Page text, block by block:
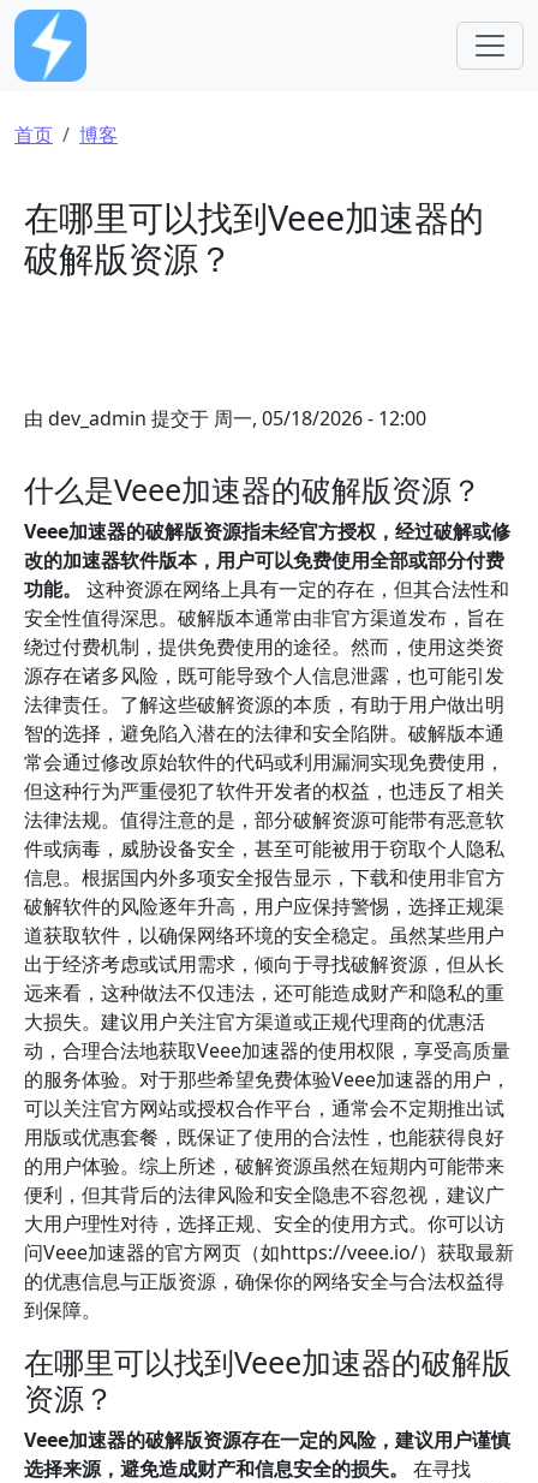
跳转到主要内容
面包屑
首页 博客
在哪里可以找到Veee加速器的
破解版资源？
由 dev_admin 提交于 周一, 05/18/2026 - 12:00
什么是Veee加速器的破解版资源？
Veee加速器的破解版资源指未经官方授权，经过破解或修
改的加速器软件版本，用户可以免费使用全部或部分付费
功能。
这种资源在网络上具有一定的存在，但其合法性和
安全性值得深思。破解版本通常由非官方渠道发布，旨在
绕过付费机制，提供免费使用的途径。然而，使用这类资
源存在诸多风险，既可能导致个人信息泄露，也可能引发
法律责任。了解这些破解资源的本质，有助于用户做出明
智的选择，避免陷入潜在的法律和安全陷阱。破解版本通
常会通过修改原始软件的代码或利用漏洞实现免费使用，
但这种行为严重侵犯了软件开发者的权益，也违反了相关
法律法规。值得注意的是，部分破解资源可能带有恶意软
件或病毒，威胁设备安全，甚至可能被用于窃取个人隐私
信息。根据国内外多项安全报告显示，下载和使用非官方
破解软件的风险逐年升高，用户应保持警惕，选择正规渠
道获取软件，以确保网络环境的安全稳定。虽然某些用户
出于经济考虑或试用需求，倾向于寻找破解资源，但从长
远来看，这种做法不仅违法，还可能造成财产和隐私的重
大损失。建议用户关注官方渠道或正规代理商的优惠活
动，合理合法地获取Veee加速器的使用权限，享受高质量
的服务体验。对于那些希望免费体验Veee加速器的用户，
可以关注官方网站或授权合作平台，通常会不定期推出试
用版或优惠套餐，既保证了使用的合法性，也能获得良好
的用户体验。综上所述，破解资源虽然在短期内可能带来
便利，但其背后的法律风险和安全隐患不容忽视，建议广
大用户理性对待，选择正规、安全的使用方式。你可以访
问Veee加速器的官方网页（如https://veee.io/）获取最新
的优惠信息与正版资源，确保你的网络安全与合法权益得
到保障。
在哪里可以找到Veee加速器的破解版
资源？
Veee加速器的破解版资源存在一定的风险，建议用户谨慎
选择来源，避免造成财产和信息安全的损失。
在寻找